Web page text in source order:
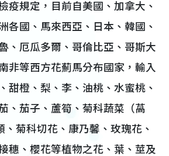
規定，目前自美國、加拿大、
各國、馬來西亞、日本、韓國、
、厄瓜多爾、哥倫比亞、哥斯大
非等西方花薊馬分布國家，輸入
甜橙、梨、李、油桃、水蜜桃、
、茄子、蘆筍、菊科蔬菜（萵
菊科切花、康乃馨、玫瑰花、
穗、櫻花等植物之花、葉、莖及